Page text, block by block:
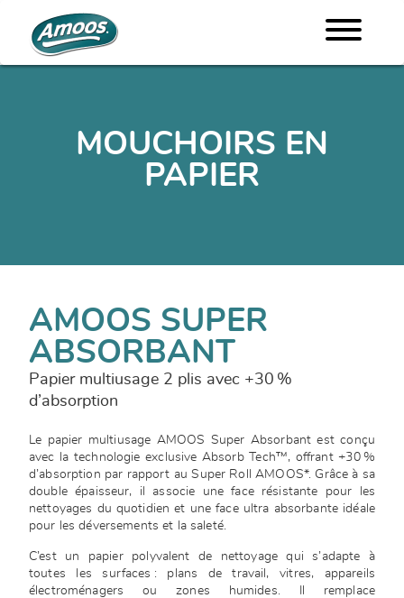
MOUCHOIRS EN
PAPIER
AMOOS SUPER
ABSORBANT
Papier multiusage 2 plis avec +30 %
d’absorption
Le papier multiusage AMOOS Super Absorbant est conçu
avec la technologie exclusive Absorb Tech™, offrant +30 %
d’absorption par rapport au Super Roll AMOOS*. Grâce à sa
double épaisseur, il associe une face résistante pour les
nettoyages du quotidien et une face ultra absorbante idéale
pour les déversements et la saleté.
C’est un papier polyvalent de nettoyage qui s’adapte à
toutes les surfaces : plans de travail, vitres, appareils
électroménagers ou zones humides. Il remplace